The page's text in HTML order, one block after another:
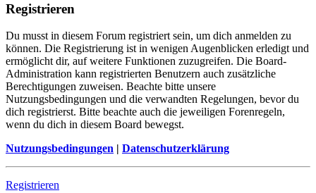
Registrieren
Du musst in diesem Forum registriert sein, um dich anmelden zu
können. Die Registrierung ist in wenigen Augenblicken erledigt und
ermöglicht dir, auf weitere Funktionen zuzugreifen. Die Board-
Administration kann registrierten Benutzern auch zusätzliche
Berechtigungen zuweisen. Beachte bitte unsere
Nutzungsbedingungen und die verwandten Regelungen, bevor du
dich registrierst. Bitte beachte auch die jeweiligen Forenregeln,
wenn du dich in diesem Board bewegst.
Nutzungsbedingungen | Datenschutzerklärung
Registrieren